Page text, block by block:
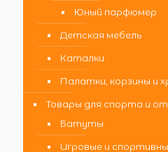
Юный парфюмер
Детская мебель
Каталки
Палатки, корзины и
Товары для спорта и
Батуты
Игровые и